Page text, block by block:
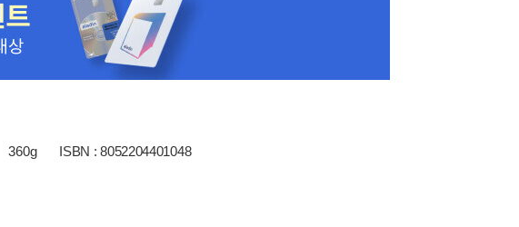
360g ISBN : 8052204401048